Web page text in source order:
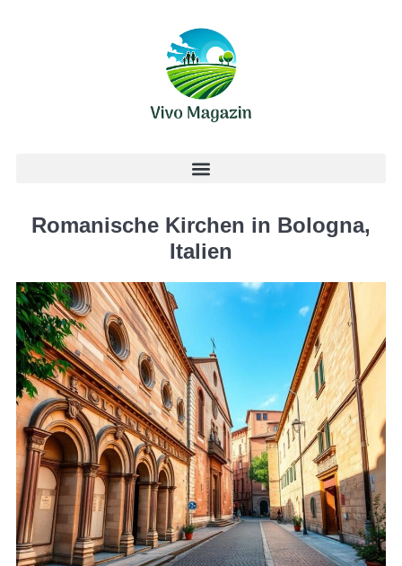
Romanische Kirchen in Bologna,
Italien